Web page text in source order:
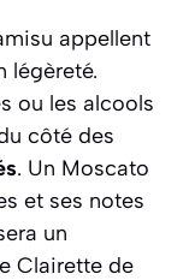
appellent
légèreté.
ou les alcools
côté des
. Un Moscato
et ses notes
un
Clairette de